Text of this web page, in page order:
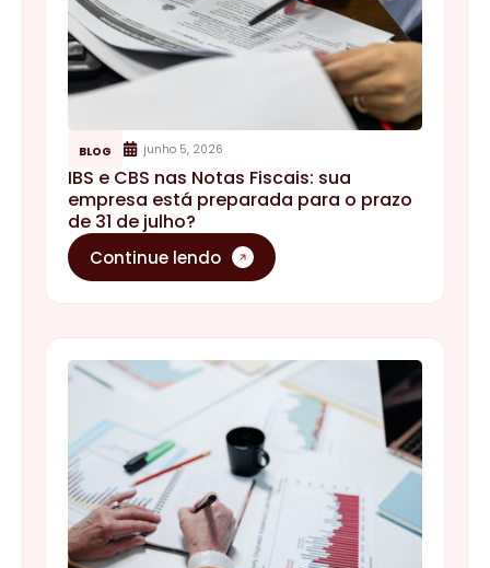
BLOG junho 5, 2026
IBS e CBS nas Notas Fiscais: sua
empresa está preparada para o prazo
de 31 de julho?
Continue lendo